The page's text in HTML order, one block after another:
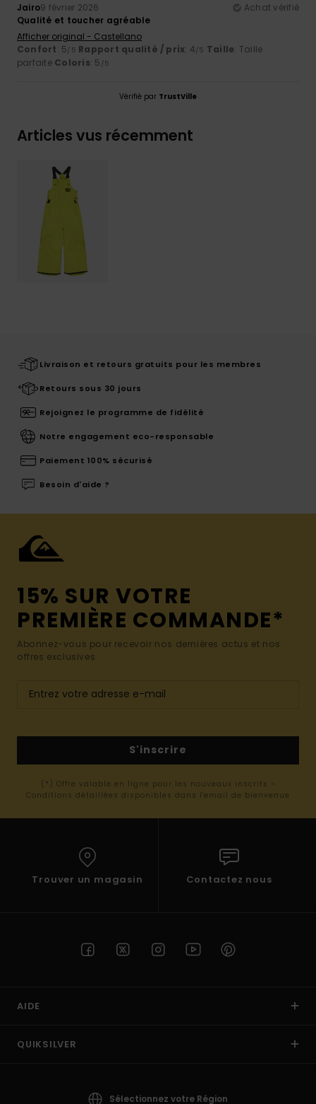
Jairo9 février 2026
Achat vérifié
Qualité et toucher agréable
Afficher original - Castellano
Confort: 5/5 Rapport qualité / prix: 4/5 Taille: Taille
parfaite Coloris: 5 /5
Vérifié par TrustVille
Articles vus récemment
Livraison et retours gratuits pour les membres
Retours sous 30 jours
Rejoignez le programme de fidélité
Notre engagement eco-responsable
Paiement 100% sécurisé
Besoin d'aide ?
15% SUR VOTRE
PREMIÈRE COMMANDE*
Abonnez-vous pour recevoir nos dernières actus et nos
offres exclusives.
S'inscrire
(*) Offre valable en ligne pour les nouveaux inscrits -
Conditions détaillées disponibles dans l'email de bienvenue
Trouver un magasin Contactez nous
AIDE
QUIKSILVER
Sélectionnez votre Région